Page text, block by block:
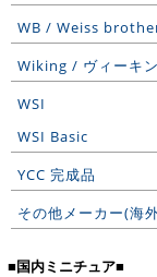
WB / Weiss
Wiking / ヴィーキ
WSI
WSI Basic
YCC 完成品
その他メーカー(海
■国内ミニチュア■